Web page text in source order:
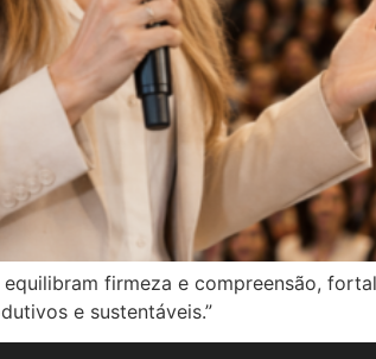
firmeza e compreensão,
e sustentáveis.”